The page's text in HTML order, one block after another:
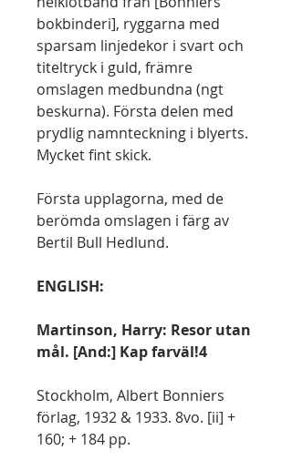
bokbinderi], ryggarna med
sparsam linjedekor i svart och
titeltryck i guld, främre
omslagen medbundna (ngt
beskurna). Första delen med
prydlig namnteckning i blyerts.
Mycket fint skick.
Första upplagorna, med de
berömda omslagen i färg av
Bertil Bull Hedlund.
ENGLISH:
Martinson, Harry: Resor utan
mål. [And:] Kap farväl!4
Stockholm, Albert Bonniers
förlag, 1932 & 1933. 8vo. [ii] +
160; + 184 pp.